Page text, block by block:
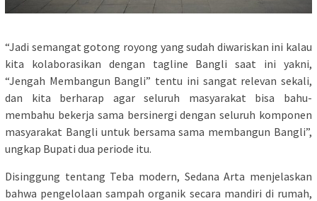
“Jadi semangat gotong royong yang sudah diwariskan ini kalau
kita kolaborasikan dengan tagline Bangli saat ini yakni,
“Jengah Membangun Bangli” tentu ini sangat relevan sekali,
dan kita berharap agar seluruh masyarakat bisa bahu-
membahu bekerja sama bersinergi dengan seluruh komponen
masyarakat Bangli untuk bersama sama membangun Bangli”,
ungkap Bupati dua periode itu.
Disinggung tentang Teba modern, Sedana Arta menjelaskan
bahwa pengelolaan sampah organik secara mandiri di rumah,